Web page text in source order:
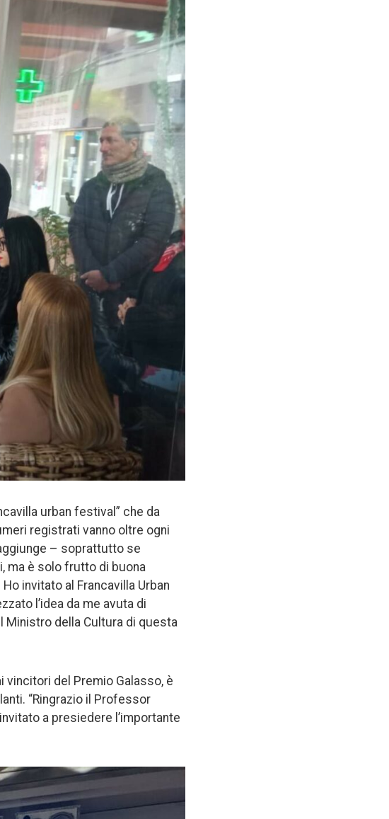
urban festival” che da
registrati vanno oltre ogni
– soprattutto se
ma è solo frutto di buona
invitato al Francavilla Urban
l’idea da me avuta di
della Cultura di questa
vincitori del Premio Galasso, è
“Ringrazio il Professor
a presiedere l’importante